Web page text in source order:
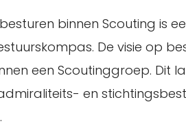
binnen Scouting is
De visie op
een Scoutinggroep. Dit
en